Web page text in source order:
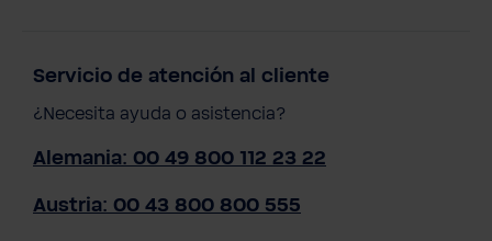
Servicio de atención al cliente
¿Necesita ayuda o asistencia?
Alemania: 00 49 800 112 23 22
Austria: 00 43 800 800 555